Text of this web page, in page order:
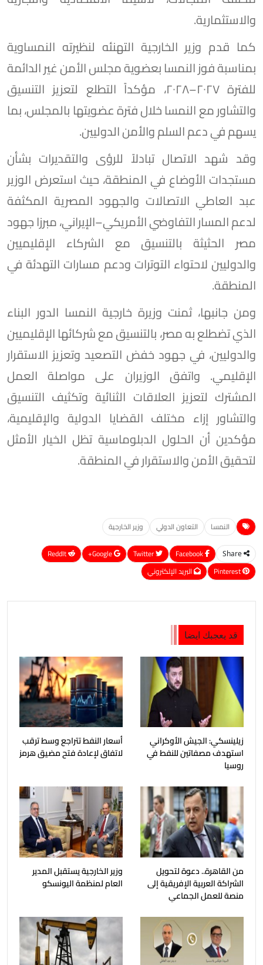
والاستثمارية.
كما قدم وزير الخارجية التهنئه لنظيرته النمساوية
بمناسبة فوز النمسا بعضوية مجلس الأمن غير الدائمة
للفترة ٢٠٢٧–٢٠٢٨، مؤكداً التطلع لتعزيز التنسيق
والتشاور مع النمسا خلال فترة عضويتها بالمجلس، بما
يسهم في دعم السلم والأمن الدوليين.
وقد شهد الاتصال تبادلاً للرؤى والتقديرات بشأن
مستجدات الأوضاع في المنطقة، حيث استعرض الوزير
عبد العاطي الاتصالات والجهود المصرية المكثفة
لدعم المسار التفاوضي الأمريكي–الإيراني، مبرزا جهود
مصر الحثيثة بالتنسيق مع الشركاء الإقليميين
والدوليين لاحتواء التوترات ودعم مسارات التهدئة في
المنطقة.
ومن جانبها، ثمنت وزيرة خارجية النمسا الدور البناء
الذي تضطلع به مصر، بالتنسيق مع شركائها الإقليميين
والدوليين، في جهود خفض التصعيد وتعزيز الاستقرار
الإقليمي. واتفق الوزيران على مواصلة العمل
المشترك لتعزيز العلاقات الثنائية وتكثيف التنسيق
والتشاور إزاء مختلف القضايا الدولية والإقليمية،
مؤكدين أن الحلول الدبلوماسية تظل الخيار الأمثل
لتحقيق الأمن والاستقرار في المنطقة.
النمسا التعاون الدولي وزير الخارجية
Share
Google+
ReddIt
Pinterest
البريد الإلكتروني
قد يعجبك ايضا
زيلينسكي: الجيش الأوكراني
استهدف مصفاتين للنفط في
روسيا
أسعار النفط تتراجع وسط ترقب
لاتفاق لإعادة فتح مضيق هرمز
من القاهرة.. دعوة لتحويل
الشراكة العربية الإفريقية إلى
منصة للعمل الجماعي
وزير الخارجية يستقبل المدير
العام لمنظمة اليونسكو